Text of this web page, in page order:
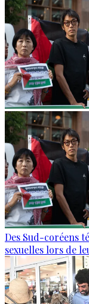
Des Sud-coréens
sexuelles lors de